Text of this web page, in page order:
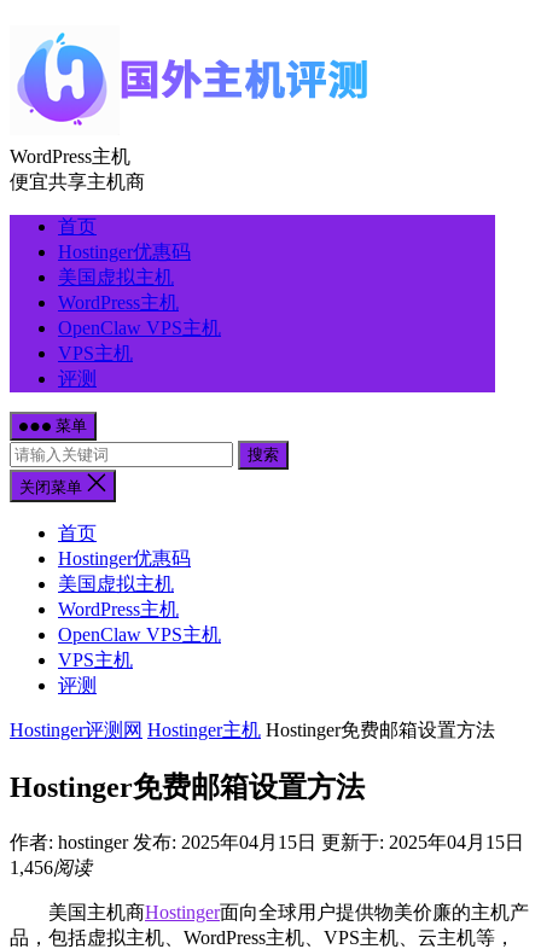
WordPress主机
便宜共享主机商
首页
Hostinger优惠码
美国虚拟主机
WordPress主机
OpenClaw VPS主机
VPS主机
评测
菜单
搜索
关闭菜单
首页
Hostinger优惠码
美国虚拟主机
WordPress主机
OpenClaw VPS主机
VPS主机
评测
Hostinger评测网 Hostinger主机 Hostinger免费邮箱设置方法
Hostinger免费邮箱设置方法
作者: hostinger 发布: 2025年04月15日 更新于: 2025年04月15日
1,456阅读
美国主机商Hostinger面向全球用户提供物美价廉的主机产
品，包括虚拟主机、WordPress主机、VPS主机、云主机等，